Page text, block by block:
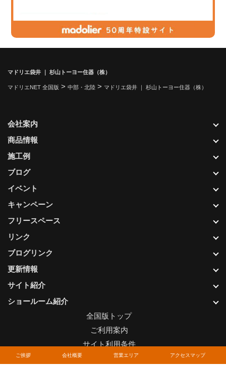
ご挨拶 会社概要 営業エリア アクセスマップ
マドリエ袋井 ｜ 杉山トーヨー住器（株）
マドリエNET 全国版 > 中部・北陸 > マドリエ袋井 ｜ 杉山トーヨー住器（株）
更新情報
サイト紹介
ショールーム紹介
会社案内
商品情報
施工例
ブログ
イベント
キャンペーン
フリースペース
リンク
ブログリンク
全国版トップ
ご利用案内
サイト利用条件
プライバシーポリシー